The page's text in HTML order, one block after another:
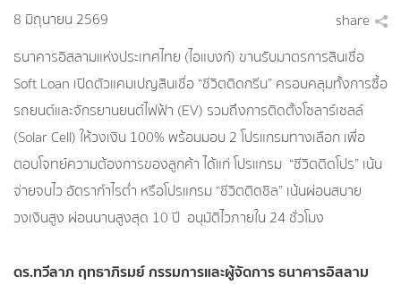
8 มิถุนายน 2569
share
ธนาคารอิสลามแห่งประเทศไทย (ไอแบงก์) ขานรับมาตรการสินเชื่อ
Soft Loan เปิดตัวแคมเปญสินเชื่อ “ชีวิตติดกรีน” ครอบคลุมทั้งการซื้อ
รถยนต์และจักรยานยนต์ไฟฟ้า (EV) รวมถึงการติดตั้งโซลาร์เซลล์
(Solar Cell) ให้วงเงิน 100% พร้อมมอบ 2 โปรแกรมทางเลือก เพื่อ
ตอบโจทย์ความต้องการของลูกค้า ได้แก่ โปรแกรม “ชีวิตติดโปร” เน้น
จ่ายจบไว อัตรากำไรต่ำ หรือโปรแกรม “ชีวิตติดชิล” เน้นผ่อนสบาย
วงเงินสูง ผ่อนนานสูงสุด 10 ปี อนุมัติไวภายใน 24 ชั่วโมง
ดร.ทวีลาภ ฤทธาภิรมย์ กรรมการและผู้จัดการ ธนาคารอิสลาม